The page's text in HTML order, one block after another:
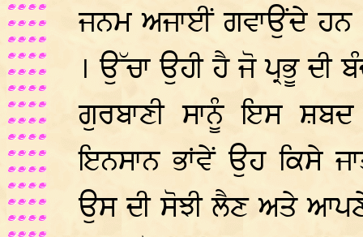
ਜਨਮ ਅਜਾਈਂ ਗਵਾਉਂਦੇ ਹਨ
। ਉੱਚਾ ਉਹੀ ਹੈ ਜੋ ਪ੍ਰਭੂ ਦੀ
ਗੁਰਬਾਣੀ ਸਾਨੂੰ ਇਸ
ਇਨਸਾਨ ਭਾਂਵੇਂ ਉਹ ਕਿਸੇ
ਉਸ ਦੀ ਸੋਝੀ ਲੈਣ ਅਤੇ